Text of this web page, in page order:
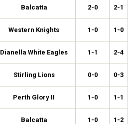
Balcatta 2-0 2-1
Western Knights 1-0 1-0
Dianella White Eagles 1-1 2-4
Stirling Lions 0-0 0-3
Perth Glory II 1-0 1-1
Balcatta 1-0 1-2